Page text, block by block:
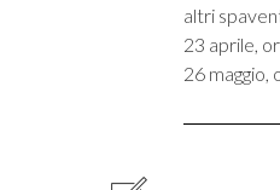
altri
23 aprile,
26